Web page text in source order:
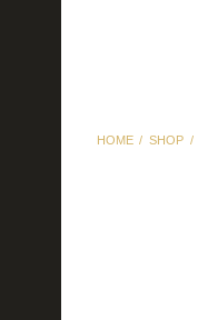
HOME SHOP